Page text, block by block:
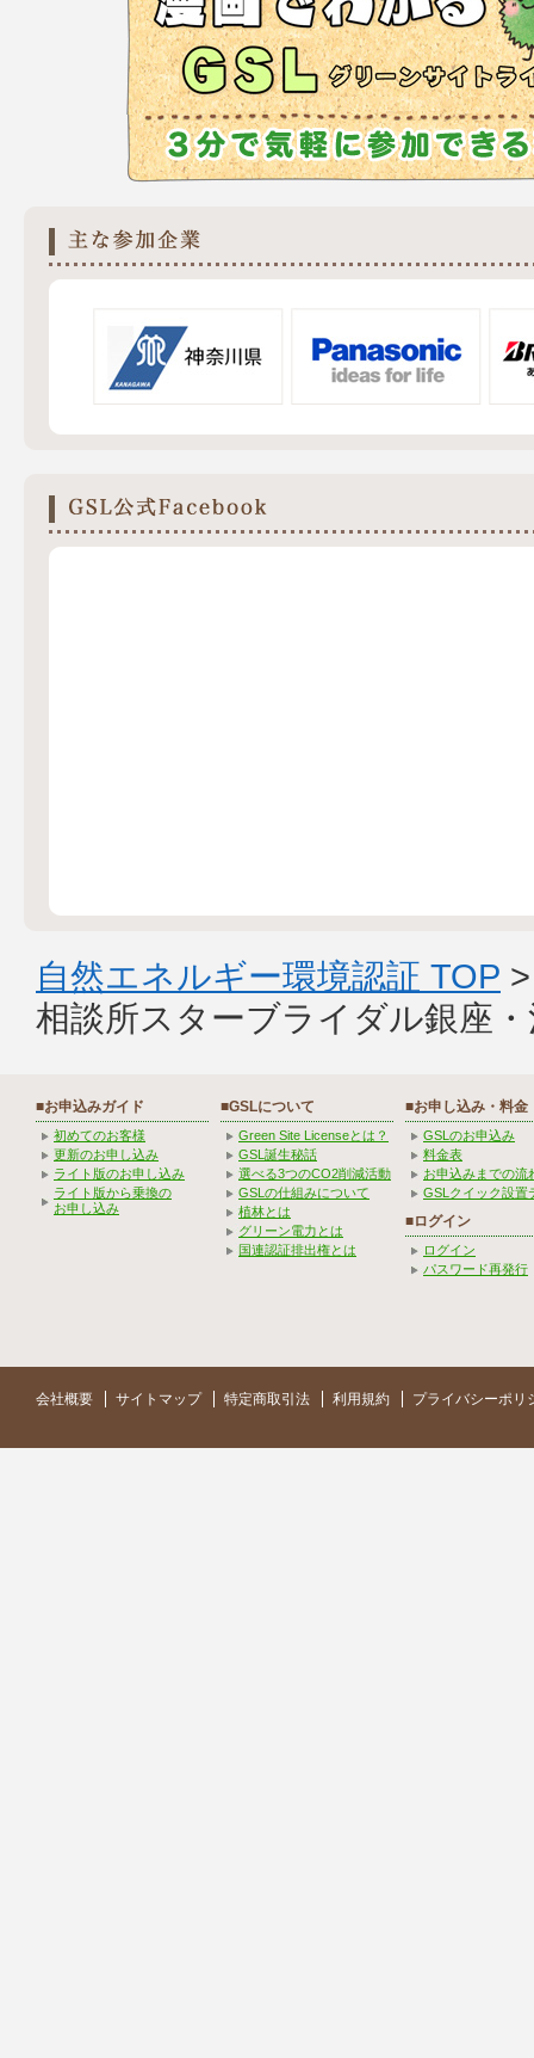
自然エネルギー環境認証 TOP
相談所スターブライダル銀座
■お申込みガイド
初めてのお客様
更新のお申し込み
ライト版のお申し込み
ライト版から乗換の
お申し込み
■GSLについて
Green Site Licenseとは？
GSL誕生秘話
選べる3つのCO2削減活動
GSLの仕組みについて
植林とは
グリーン電力とは
国連認証排出権とは
■お申し込み・料金
GSLのお申込み
料金表
お申込みまでの流
GSLクイック設置
■ログイン
ログイン
パスワード再発行
会社概要 サイトマップ 特定商取引法 利用規約 プライバシーポリ